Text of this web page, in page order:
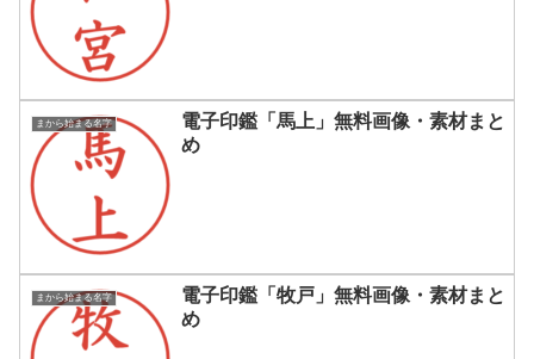
まから始まる名字
電子印鑑「馬上」無料画像・素材まと
め
まから始まる名字
電子印鑑「牧戸」無料画像・素材まと
め